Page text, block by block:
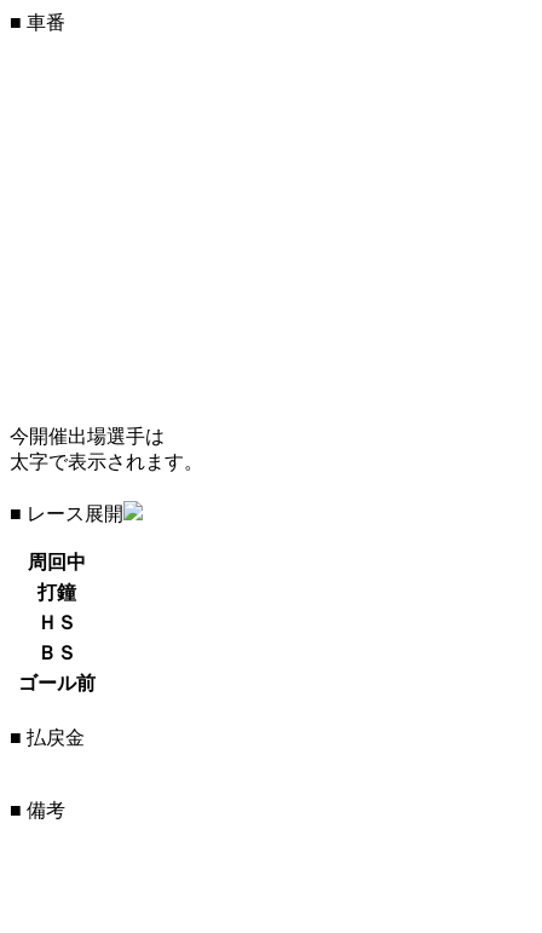
■ 車番
今開催出場選手は
太字で表示されます。
■ レース展開
周回中
打鐘
ＨＳ
ＢＳ
ゴール前
■ 払戻金
■ 備考